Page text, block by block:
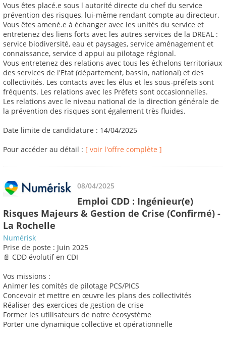
Vous êtes placé.e sous l autorité directe du chef du service
prévention des risques, lui-même rendant compte au directeur.
Vous êtes amené.e à échanger avec les unités du service et
entretenez des liens forts avec les autres services de la DREAL :
service biodiversité, eau et paysages, service aménagement et
connaissance, service d appui au pilotage régional.
Vous entretenez des relations avec tous les échelons territoriaux
des services de l'Etat (département, bassin, national) et des
collectivités. Les contacts avec les élus et les sous-préfets sont
fréquents. Les relations avec les Préfets sont occasionnelles.
Les relations avec le niveau national de la direction générale de
la prévention des risques sont également très fluides.
Date limite de candidature : 14/04/2025
Pour accéder au détail : [ voir l'offre complète ]
08/04/2025
Emploi CDD : Ingénieur(e)
Risques Majeurs & Gestion de Crise (Confirmé) -
La Rochelle
Numérisk
Prise de poste : Juin 2025
📄 CDD évolutif en CDI
Vos missions :
Animer les comités de pilotage PCS/PICS
Concevoir et mettre en œuvre les plans des collectivités
Réaliser des exercices de gestion de crise
Former les utilisateurs de notre écosystème
Porter une dynamique collective et opérationnelle